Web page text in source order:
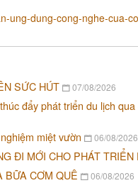
ung-dung-cong-nghe-cua-
SỨC HÚT 07/08/2026
đẩy phát triển du lịch
miệt vườn 06/08/2026
ĐI MỚI CHO PHÁT
BỮA CƠM QUÊ 06/08/2026